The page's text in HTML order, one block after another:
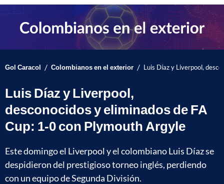
Gol Caracol / Colombianos en el exterior / Luis Díaz y Liverpool,
Luis Díaz y Liverpool,
desconocidos y eliminados de FA
Cup: 1-0 con Plymouth Argyle
Este domingo el Liverpool y el colombiano Luis Díaz se
despidieron del prestigioso torneo inglés, perdiendo
con un equipo de Segunda División.